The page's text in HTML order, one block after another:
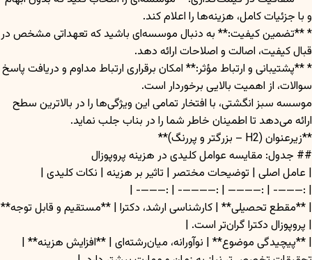
و با جزئیات کامل، هزینه‌ها را اعلام کند.
* **تضمین کیفیت:** به دنبال موسسه‌ای باشید که تعهداتی مشخص در
قبال کیفیت، اصالت و اصلاحات ارائه دهد.
* **پشتیبانی و ارتباط مؤثر:** امکان برقراری ارتباط مداوم و دریافت پاسخ
سوالات، از اهمیت بالایی برخوردار است.
موسسه سبز انگشتی، با افتخار تمامی این ویژگی‌ها را در بالاترین سطح
ارائه می‌دهد تا اطمینان خاطر شما را در بناب جلب نماید.
**زیرعنوان (H2 – بزرگتر و پررنگ)**
## جدول: مقایسه عوامل کلیدی در هزینه پروپوزال
| عامل اصلی | توضیحات مختصر | تاثیر بر هزینه | نکات کلیدی |
| :———- | :———— | :————- | :———- |
| **مقطع تحصیلی** | کارشناسی ارشد، دکترا | **مستقیم و قابل توجه**
| پروپوزال دکترا گران‌تر است. |
| **پیچیدگی موضوع** | نوآورانه، میان‌رشته‌ای | **افزایش هزینه** |